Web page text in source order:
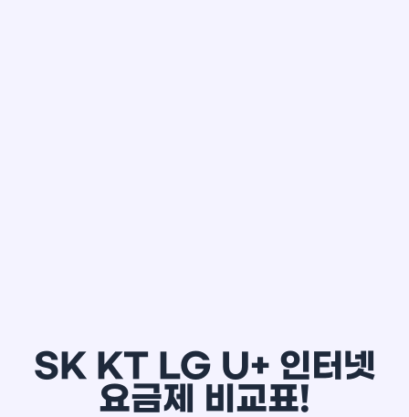
SK KT LG U+ 인터넷
요금제 비교표!